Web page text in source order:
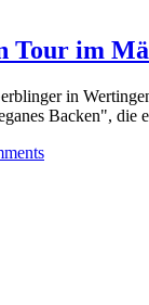
Tour im
in
Backen", die